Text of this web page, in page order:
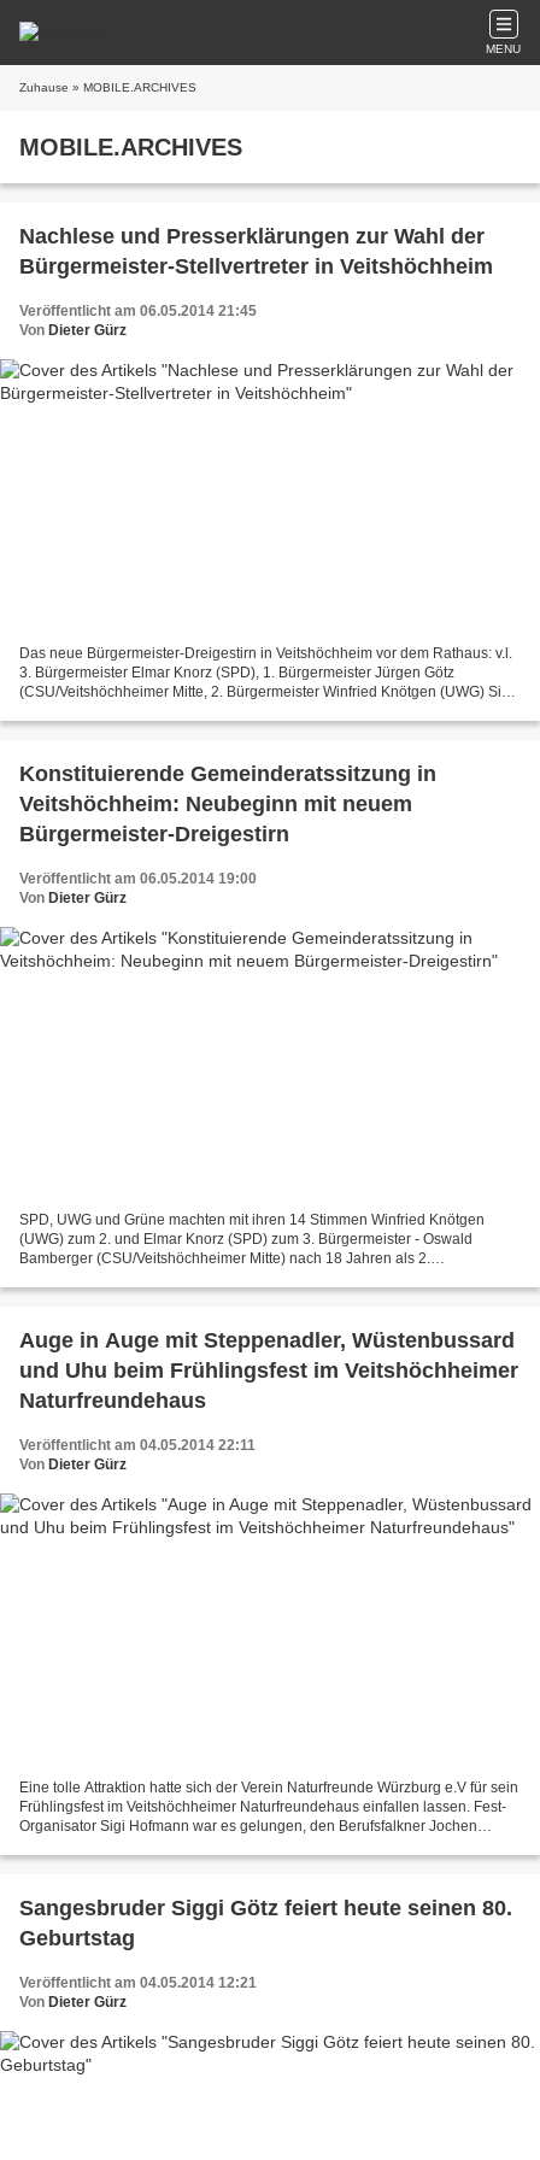
MENU
Zuhause » MOBILE.ARCHIVES
MOBILE.ARCHIVES
Nachlese und Presserklärungen zur Wahl der
Bürgermeister-Stellvertreter in Veitshöchheim
Veröffentlicht am 06.05.2014 21:45
Von Dieter Gürz
Das neue Bürgermeister-Dreigestirn in Veitshöchheim vor dem Rathaus: v.l.
3. Bürgermeister Elmar Knorz (SPD), 1. Bürgermeister Jürgen Götz
(CSU/Veitshöchheimer Mitte, 2. Bürgermeister Winfried Knötgen (UWG) Sie
Konstituierende Gemeinderatssitzung in
Veitshöchheim: Neubeginn mit neuem
Bürgermeister-Dreigestirn
Veröffentlicht am 06.05.2014 19:00
Von Dieter Gürz
SPD, UWG und Grüne machten mit ihren 14 Stimmen Winfried Knötgen
(UWG) zum 2. und Elmar Knorz (SPD) zum 3. Bürgermeister - Oswald
Bamberger (CSU/Veitshöchheimer Mitte) nach 18 Jahren als 2.
Auge in Auge mit Steppenadler, Wüstenbussard
und Uhu beim Frühlingsfest im Veitshöchheimer
Naturfreundehaus
Veröffentlicht am 04.05.2014 22:11
Von Dieter Gürz
Eine tolle Attraktion hatte sich der Verein Naturfreunde Würzburg e.V für sein
Frühlingsfest im Veitshöchheimer Naturfreundehaus einfallen lassen. Fest-
Organisator Sigi Hofmann war es gelungen, den Berufsfalkner Jochen
Sangesbruder Siggi Götz feiert heute seinen 80.
Geburtstag
Veröffentlicht am 04.05.2014 12:21
Von Dieter Gürz